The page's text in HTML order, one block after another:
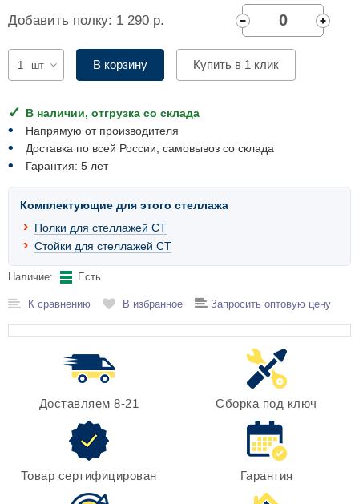
Добавить полку: 1 290 р.
шт В корзину Купить в 1 клик
В наличии, отгрузка со склада
Напрямую от производителя
Доставка по всей России, самовывоз со склада
Гарантия: 5 лет
Комплектующие для этого стеллажа
Полки для стеллажей СТ
Стойки для стеллажей СТ
Наличие: Есть
К сравнению В избранное Запросить оптовую цену
Доставляем 8-21 Сборка под ключ
Товар сертифицирован Гарантия